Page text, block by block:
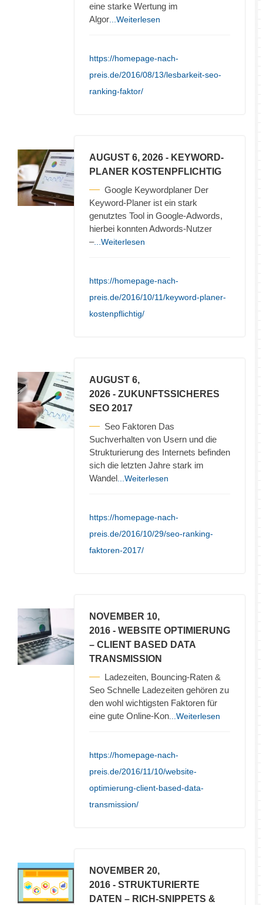
eine starke Wertung im
Algor ...Weiterlesen
https://homepage-nach-
preis.de/2016/08/13/lesbarkeit-seo-
ranking-faktor/
AUGUST 6, 2026 - KEYWORD-
PLANER KOSTENPFLICHTIG
Google Keywordplaner Der
Keyword-Planer ist ein stark
genutztes Tool in Google-Adwords,
hierbei konnten Adwords-Nutzer
–...Weiterlesen
https://homepage-nach-
preis.de/2016/10/11/keyword-planer-
kostenpflichtig/
AUGUST 6,
2026 - ZUKUNFTSSICHERES
SEO 2017
Seo Faktoren Das
Suchverhalten von Usern und die
Strukturierung des Internets befinden
sich die letzten Jahre stark im
Wandel ...Weiterlesen
https://homepage-nach-
preis.de/2016/10/29/seo-ranking-
faktoren-2017/
NOVEMBER 10,
2016 - WEBSITE OPTIMIERUNG
– CLIENT BASED DATA
TRANSMISSION
Ladezeiten, Bouncing-Raten &
Seo Schnelle Ladezeiten gehören zu
den wohl wichtigsten Faktoren für
eine gute Online-Kon ...Weiterlesen
https://homepage-nach-
preis.de/2016/11/10/website-
optimierung-client-based-data-
transmission/
NOVEMBER 20,
2016 - STRUKTURIERTE
DATEN – RICH-SNIPPETS &